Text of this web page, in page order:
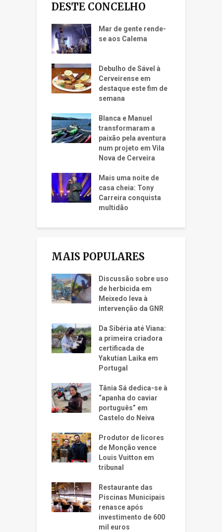
DESTE CONCELHO
Mar de gente rende-
se aos Calema
Debulho de Sável à
Cerveirense em
destaque este fim de
semana
Blanca e Manuel
transformaram a
paixão pela aventura
num projeto em Vila
Nova de Cerveira
Mais uma noite de
casa cheia: Tony
Carreira conquista
multidão
MAIS POPULARES
Discussão sobre uso
de herbicida em
Meixedo leva à
intervenção da GNR
Da Sibéria até Viana:
a primeira criadora
certificada de
Yakutian Laika em
Portugal
Tânia Sá dedica-se à
“apanha do caviar
português” em
Castelo do Neiva
Produtor de licores
de Monção vence
Louis Vuitton em
tribunal
Restaurante das
Piscinas Municipais
renasce após
investimento de 600
mil euros